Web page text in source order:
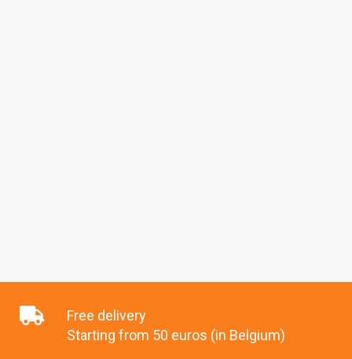
Free delivery
Starting from 50 euros (in Belgium)